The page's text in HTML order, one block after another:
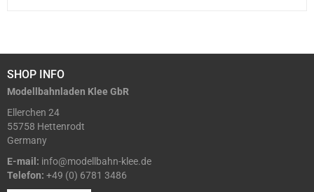
SHOP INFO
Modellbahnladen Klee GbR
Ellerchen 24
55758 Hettenrodt
Germany
E-mail: info@modellbahn-klee.de
Telefon: +49 (0) 6781 3486